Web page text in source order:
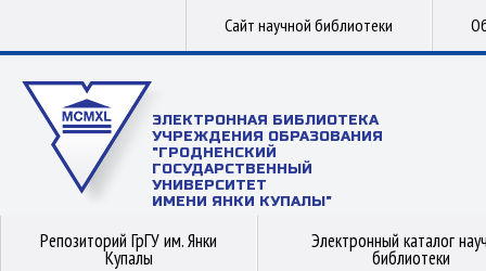
Сайт научной библиотеки
ЭЛЕКТРОННАЯ БИБЛИОТЕКА
УЧРЕЖДЕНИЯ ОБРАЗОВАНИЯ
"ГРОДНЕНСКИЙ
ГОСУДАРСТВЕННЫЙ
УНИВЕРСИТЕТ
ИМЕНИ ЯНКИ КУПАЛЫ"
Репозиторий ГрГУ им. Янки
Купалы
Электронный каталог
библиотеки